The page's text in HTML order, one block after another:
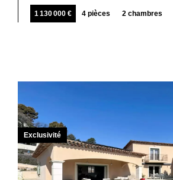
1 130 000 € 4 pièces 2 chambres
Exclusivité